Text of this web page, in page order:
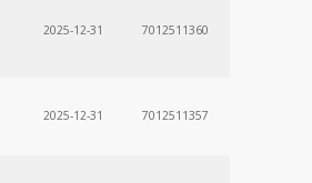
2025-12-31 7012511360
2025-12-31 7012511357